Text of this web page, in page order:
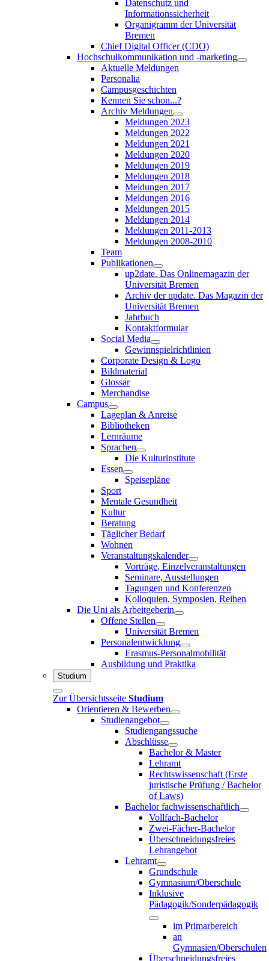
Datenschutz und
Informationssicherheit
Organigramm der Universität
Bremen
Chief Digital Officer (CDO)
Hochschulkommunikation und -marketing
Aktuelle Meldungen
Personalia
Campusgeschichten
Kennen Sie schon...?
Archiv Meldungen
Meldungen 2023
Meldungen 2022
Meldungen 2021
Meldungen 2020
Meldungen 2019
Meldungen 2018
Meldungen 2017
Meldungen 2016
Meldungen 2015
Meldungen 2014
Meldungen 2011-2013
Meldungen 2008-2010
Team
Publikationen
up2date. Das Onlinemagazin der
Universität Bremen
Archiv der update. Das Magazin der
Universität Bremen
Jahrbuch
Kontaktformular
Social Media
Gewinnspielrichtlinien
Corporate Design & Logo
Bildmaterial
Glossar
Merchandise
Campus
Lageplan & Anreise
Bibliotheken
Lernräume
Sprachen
Die Kulturinstitute
Essen
Speisepläne
Sport
Mentale Gesundheit
Kultur
Beratung
Täglicher Bedarf
Wohnen
Veranstaltungskalender
Vorträge, Einzelveranstaltungen
Seminare, Ausstellungen
Tagungen und Konferenzen
Kolloquien, Symposien, Reihen
Die Uni als Arbeitgeberin
Offene Stellen
Universität Bremen
Personalentwicklung
Erasmus-Personalmobilität
Ausbildung und Praktika
Studium
Zur Übersichtsseite Studium
Orientieren & Bewerben
Studienangebot
Studiengangssuche
Abschlüsse
Bachelor & Master
Lehramt
Rechtswissenschaft (Erste
juristische Prüfung / Bachelor
of Laws)
Bachelor fachwissenschaftlich
Vollfach-Bachelor
Zwei-Fächer-Bachelor
Überschneidungsfreies
Lehrangebot
Lehramt
Grundschule
Gymnasium/Oberschule
Inklusive
Pädagogik/Sonderpädagogik
im Primarbereich
an
Gymnasien/Oberschulen
Überschneidungsfreies